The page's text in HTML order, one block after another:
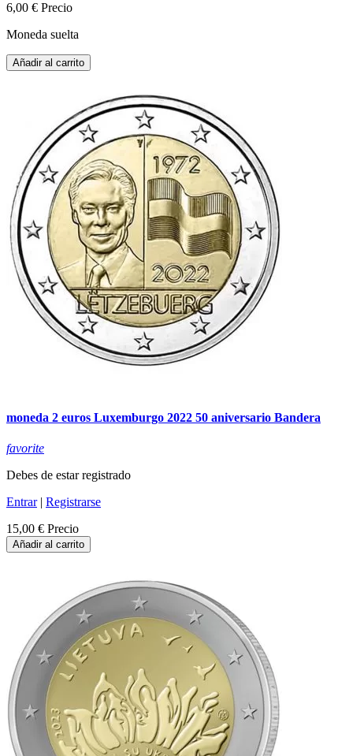
6,00 € Precio
Moneda suelta
Añadir al carrito
moneda 2 euros Luxemburgo 2022 50 aniversario Bandera
favorite
Debes de estar registrado
Entrar| Registrarse
15,00 € Precio
Añadir al carrito